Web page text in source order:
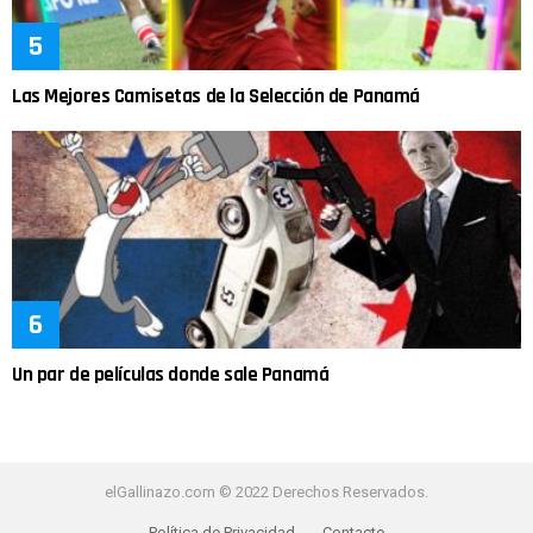
Las Mejores Camisetas de la Selección de Panamá
Un par de películas donde sale Panamá
elGallinazo.com © 2022 Derechos Reservados.